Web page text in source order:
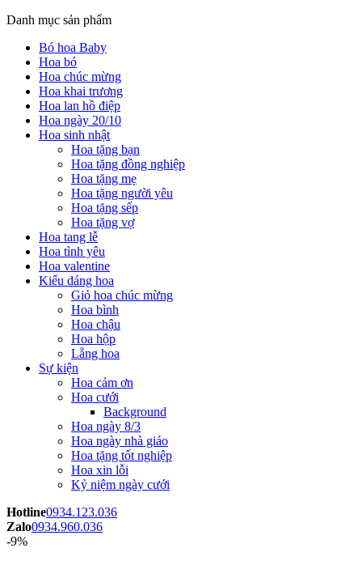
Danh mục sản phẩm
Bó hoa Baby
Hoa bó
Hoa chúc mừng
Hoa khai trương
Hoa lan hồ điệp
Hoa ngày 20/10
Hoa sinh nhật
Hoa tặng bạn
Hoa tặng đồng nghiệp
Hoa tặng mẹ
Hoa tặng người yêu
Hoa tặng sếp
Hoa tặng vợ
Hoa tang lễ
Hoa tình yêu
Hoa valentine
Kiểu dáng hoa
Giỏ hoa chúc mừng
Hoa bình
Hoa chậu
Hoa hộp
Lẵng hoa
Sự kiện
Hoa cảm ơn
Hoa cưới
Background
Hoa ngày 8/3
Hoa ngày nhà giáo
Hoa tặng tốt nghiệp
Hoa xin lỗi
Kỷ niệm ngày cưới
Hotline0934.123.036
Zalo0934.960.036
-9%